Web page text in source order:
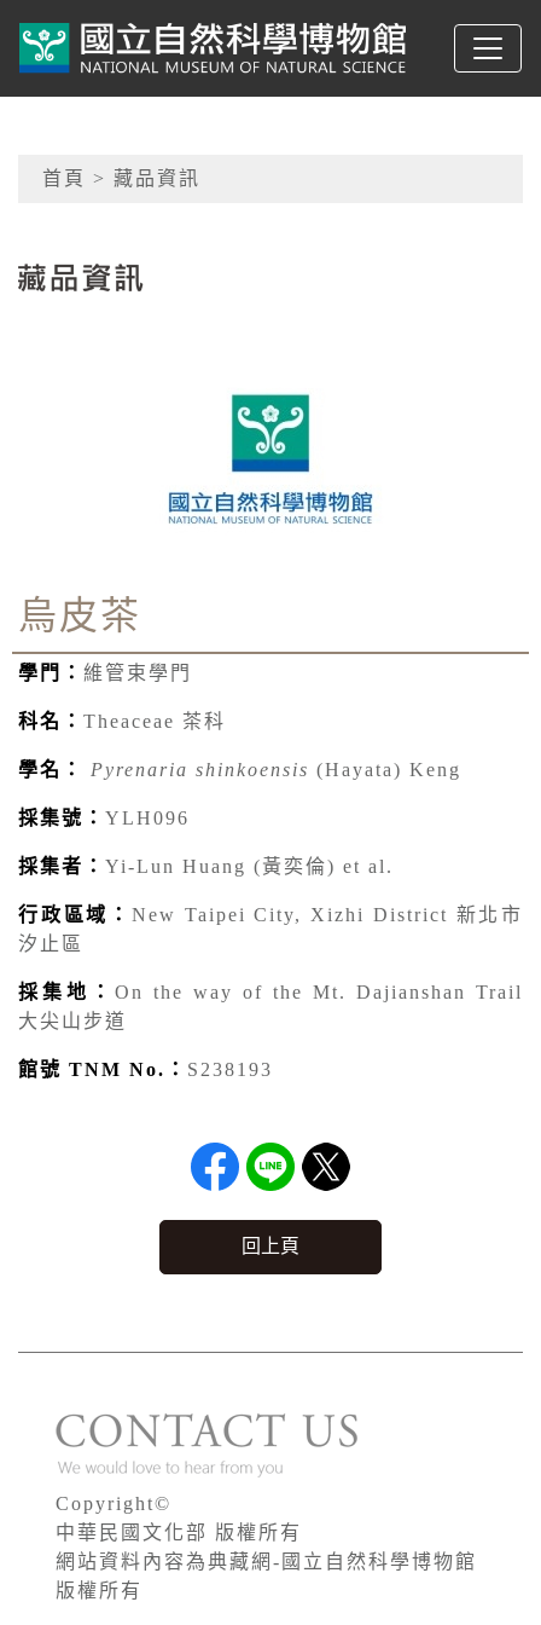
典藏網-國立自然科學
網頁導覽
首頁 > 藏品資訊
烏皮茶
學門： 維管束學門
科名： Theaceae 茶科
學名： Pyrenaria shinkoensis (Hayata) Keng
採集號： YLH096
採集者： Yi-Lun Huang (黃奕倫) et al.
行政區域： New Taipei City, Xizhi District 新北市
汐止區
採集地： On the way of the Mt. Dajianshan Trail
大尖山步道
館號 TNM No.： S238193
回上頁
Copyright©
中華民國文化部 版權所有
網站資料內容為典藏網-國立自然科學博物館
版權所有